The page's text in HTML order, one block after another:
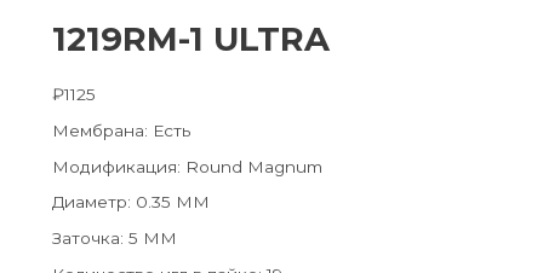
1219RM-1 ULTRA
₽1125
Мембрана: Есть
Модификация: Round Magnum
Диаметр: 0.35 MM
Заточка: 5 ММ